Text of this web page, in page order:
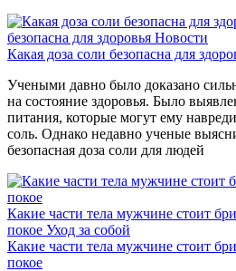
безопасна для здоровья Новости
Какая доза соли безопасна для
Учеными давно было доказано
на состояние здоровья. Было
питания, которые могут ему
соль. Однако недавно ученые
безопасная доза соли для людей
Какие части тела мужчине стоит
покое Уход за собой
Какие части тела мужчине стоит
покое